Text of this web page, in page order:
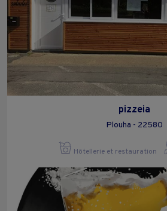
pizzeia
Plouha - 22580
Hôtellerie et restauration